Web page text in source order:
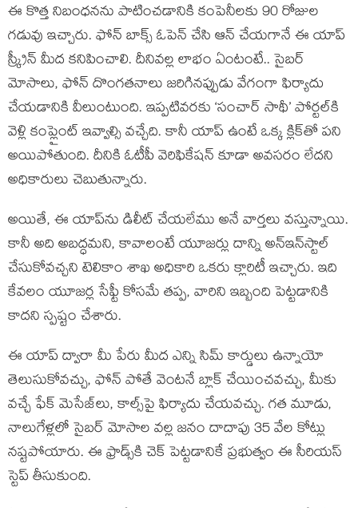
ఈ కొత్త నిబంధనను పాటించడానికి కంపెనీలకు 90 రోజుల
గడువు ఇచ్చారు. ఫోన్ బాక్స్ ఓపెన్ చేసి ఆన్ చేయగానే ఈ యాప్
స్క్రీన్ మీద కనిపించాలి. దీనివల్ల లాభం ఏంటంటే.. సైబర్
మోసాలు, ఫోన్ దొంగతనాలు జరిగినప్పుడు వేగంగా ఫిర్యాదు
చేయడానికి వీలుంటుంది. ఇప్పటివరకు ‘సంచార్ సాథీ’ పోర్టల్‌కి
వెళ్లి కంప్లైంట్ ఇవ్వాల్సి వచ్చేది. కానీ యాప్ ఉంటే ఒక్క క్లిక్‌తో పని
అయిపోతుంది. దీనికి ఓటీపీ వెరిఫికేషన్ కూడా అవసరం లేదని
అధికారులు చెబుతున్నారు.
అయితే, ఈ యాప్‌ను డిలీట్ చేయలేము అనే వార్తలు వస్తున్నాయి.
కానీ అది అబద్ధమని, కావాలంటే యూజర్లు దాన్ని అన్‌ఇన్‌స్టాల్
చేసుకోవచ్చని టెలికాం శాఖ అధికారి ఒకరు క్లారిటీ ఇచ్చారు. ఇది
కేవలం యూజర్ల సేఫ్టీ కోసమే తప్ప, వారిని ఇబ్బంది పెట్టడానికి
కాదని స్పష్టం చేశారు.
ఈ యాప్ ద్వారా మీ పేరు మీద ఎన్ని సిమ్ కార్డులు ఉన్నాయో
తెలుసుకోవచ్చు, ఫోన్ పోతే వెంటనే బ్లాక్ చేయించవచ్చు, మీకు
వచ్చే ఫేక్ మెసేజ్‌లు, కాల్స్‌పై ఫిర్యాదు చేయవచ్చు. గత మూడు,
నాలుగేళ్లలో సైబర్ మోసాల వల్ల జనం దాదాపు 35 వేల కోట్లు
నష్టపోయారు. ఈ ఫ్రాడ్స్‌కి చెక్ పెట్టడానికే ప్రభుత్వం ఈ సీరియస్
స్టెప్ తీసుకుంది.